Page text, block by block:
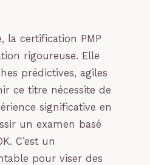
la certification PMP
rigoureuse. Elle
prédictives, agiles
ce titre nécessite de
significative en
un examen basé
C’est un
pour viser des